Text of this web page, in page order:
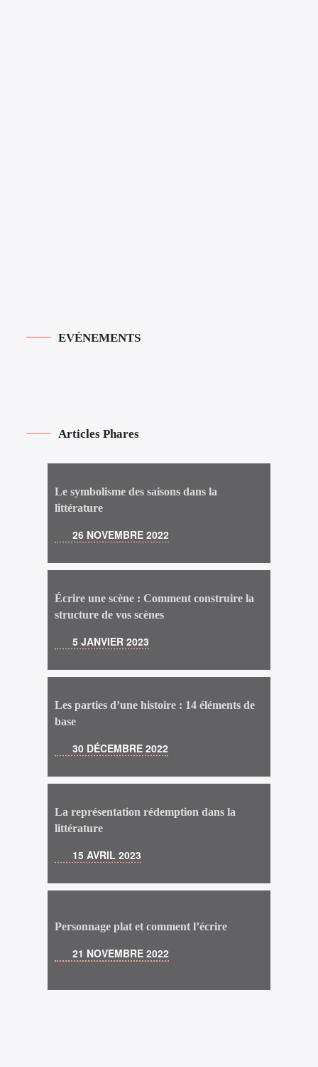
EVÉNEMENTS
Articles Phares
Le symbolisme des saisons dans la
littérature
26 NOVEMBRE 2022
Écrire une scène : Comment construire la
structure de vos scènes
5 JANVIER 2023
Les parties d’une histoire : 14 éléments de
base
30 DÉCEMBRE 2022
La représentation rédemption dans la
littérature
15 AVRIL 2023
Personnage plat et comment l’écrire
21 NOVEMBRE 2022